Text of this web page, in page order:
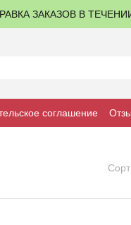
ЗАКАЗОВ В
соглашение